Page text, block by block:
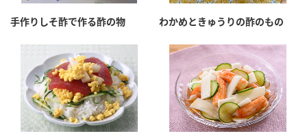
手作りしそ酢で作る酢の物 わかめときゅうりの酢のもの